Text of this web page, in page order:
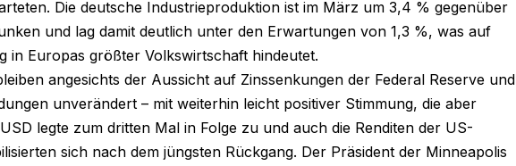
Die deutsche Industrieproduktion ist im März um 3,4 % gegenüber
und lag damit deutlich unter den Erwartungen von 1,3 %, was auf
in Europas größter Volkswirtschaft hindeutet.
angesichts der Aussicht auf Zinssenkungen der Federal Reserve und
unverändert – mit weiterhin leicht positiver Stimmung, die aber
legte zum dritten Mal in Folge zu und auch die Renditen der US-
sich nach dem jüngsten Rückgang. Der Präsident der Minneapolis